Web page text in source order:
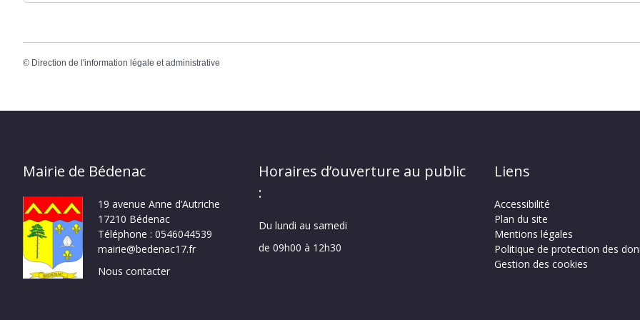
© Direction de l'information légale et administrative
Mairie de Bédenac
19 avenue Anne d’Autriche
17210 Bédenac
Téléphone : 0546044539
mairie@bedenac17.fr
Nous contacter
Horaires d’ouverture au public
:
Du lundi au samedi
de 09h00 à 12h30
Liens
Accessibilité
Plan du site
Mentions légales
Politique de protection des
Gestion des cookies